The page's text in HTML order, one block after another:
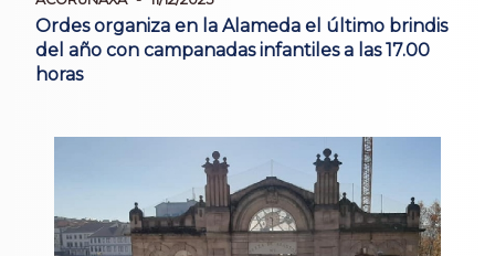
Ordes organiza en la Alameda el último brindis
del año con campanadas infantiles a las 17.00
horas